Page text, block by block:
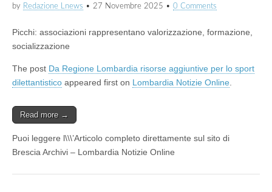
by Redazione Lnews • 27 Novembre 2025 • 0 Comments
Picchi: associazioni rappresentano valorizzazione, formazione,
socializzazione
The post Da Regione Lombardia risorse aggiuntive per lo sport
dilettantistico appeared first on Lombardia Notizie Online
Read more →
Puoi leggere l\\\’Articolo completo direttamente sul sito di
Brescia Archivi – Lombardia Notizie Online